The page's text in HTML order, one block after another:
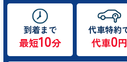
到着まで
最短10分
代車特約
代車0円